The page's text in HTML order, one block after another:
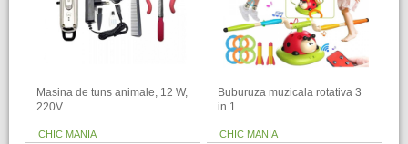
Masina de tuns animale, 12 W,
220V
CHIC MANIA
Buburuza muzicala rotativa 3
in 1
CHIC MANIA